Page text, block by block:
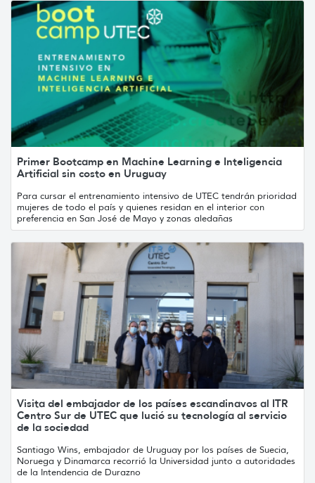
Primer Bootcamp en Machine Learning e Inteligencia
Artificial sin costo en Uruguay
Para cursar el entrenamiento intensivo de UTEC tendrán prioridad
mujeres de todo el país y quienes residan en el interior con
preferencia en San José de Mayo y zonas aledañas
Visita del embajador de los países escandinavos al ITR
Centro Sur de UTEC que lució su tecnología al servicio
de la sociedad
Santiago Wins, embajador de Uruguay por los países de Suecia,
Noruega y Dinamarca recorrió la Universidad junto a autoridades
de la Intendencia de Durazno